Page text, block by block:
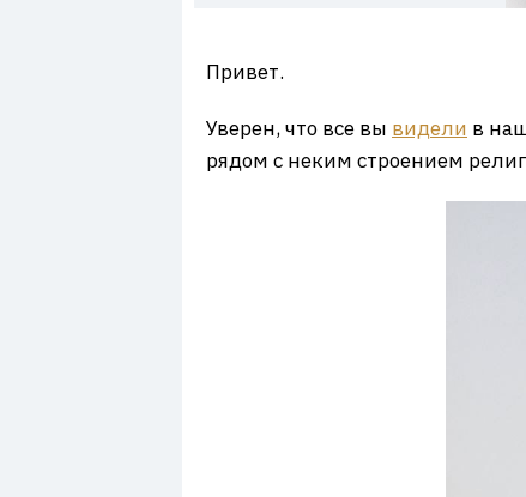
Привет.
Уверен, что все вы видели в
рядом с неким строением